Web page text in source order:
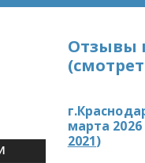
Отзывы
марта 2026
2021)